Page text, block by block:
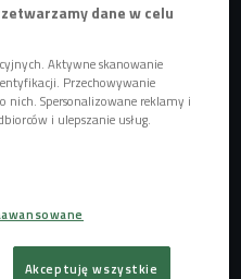
zmagania
z Erykiem Więsykiem o
się na legendarnym
przecież są ogromne -
dane w celu
Aktywne skanowanie
Przechowywanie
Spersonalizowane reklamy i
i ulepszanie usług.
Akceptuję wszystkie